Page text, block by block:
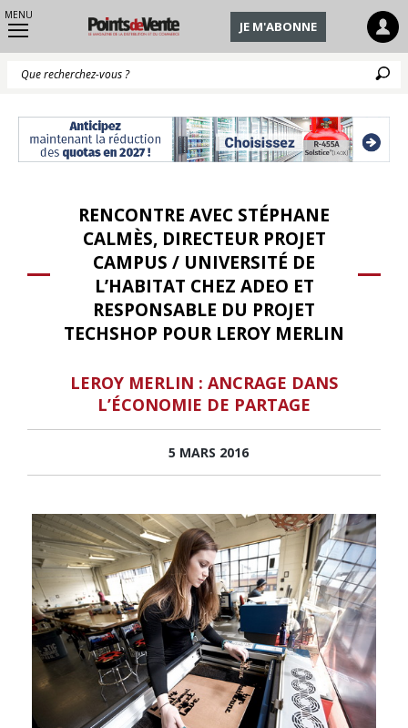
MENU
JE M'ABONNE
RENCONTRE AVEC STÉPHANE
CALMÈS, DIRECTEUR PROJET
CAMPUS / UNIVERSITÉ DE
L’HABITAT CHEZ ADEO ET
RESPONSABLE DU PROJET
TECHSHOP POUR LEROY MERLIN
LEROY MERLIN : ANCRAGE DANS
L’ÉCONOMIE DE PARTAGE
5 MARS 2016